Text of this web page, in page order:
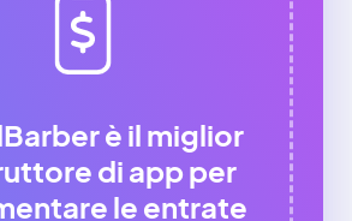
è il miglior
di app per
le entrate